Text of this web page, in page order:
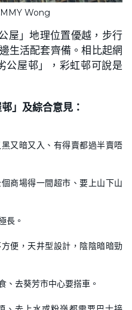
Wong
屋」地理位置優越，步行
生活配套齊備。相比起網
公屋邨」，彩虹邨可說是
」及綜合意見：
又暗又入、有得賣都過半賣唔
商場得一間超市、要上山下山
長。
便，天井型設計，陰陰暗暗勁
、去葵芳市中心要搭車。